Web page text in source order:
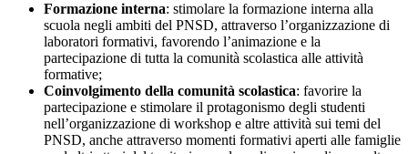
Formazione interna: stimolare la formazione interna alla
scuola negli ambiti del PNSD, attraverso l’organizzazione di
laboratori formativi, favorendo l’animazione e la
partecipazione di tutta la comunità scolastica alle attività
formative;
Coinvolgimento della comunità scolastica: favorire la
partecipazione e stimolare il protagonismo degli studenti
nell’organizzazione di workshop e altre attività sui temi del
PNSD, anche attraverso momenti formativi aperti alle famiglie